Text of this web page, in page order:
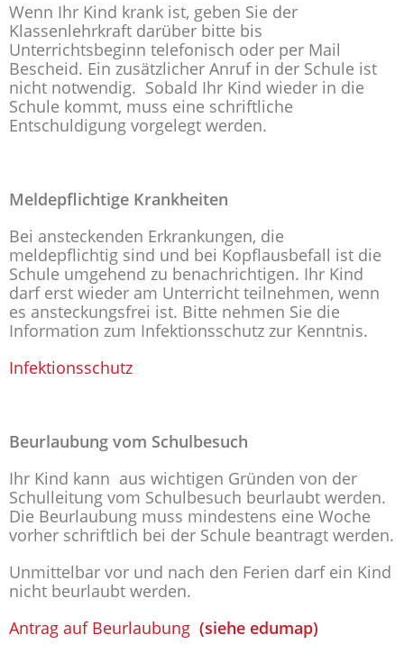
Wenn Ihr Kind krank ist, geben Sie der
Klassenlehrkraft darüber bitte bis
Unterrichtsbeginn telefonisch oder per Mail
Bescheid. Ein zusätzlicher Anruf in der Schule ist
nicht notwendig. Sobald Ihr Kind wieder in die
Schule kommt, muss eine schriftliche
Entschuldigung vorgelegt werden.
Meldepflichtige Krankheiten
Bei ansteckenden Erkrankungen, die
meldepflichtig sind und bei Kopflausbefall ist die
Schule umgehend zu benachrichtigen. Ihr Kind
darf erst wieder am Unterricht teilnehmen, wenn
es ansteckungsfrei ist. Bitte nehmen Sie die
Information zum Infektionsschutz zur Kenntnis.
Infektionsschutz
Beurlaubung vom Schulbesuch
Ihr Kind kann aus wichtigen Gründen von der
Schulleitung vom Schulbesuch beurlaubt werden.
Die Beurlaubung muss mindestens eine Woche
vorher schriftlich bei der Schule beantragt werden.
Unmittelbar vor und nach den Ferien darf ein Kind
nicht beurlaubt werden.
Antrag auf Beurlaubung (siehe edumap)